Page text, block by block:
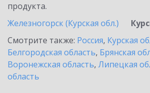
продукта.
Железногорск (Курская обл.)
Смотрите также: Россия, Курская
Белгородская область, Брянская
Воронежская область, Липецкая
область